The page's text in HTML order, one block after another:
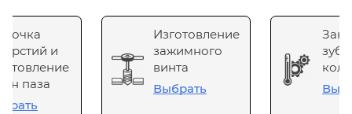
и
паза
Изготовление
зажимного
винта
Выбрать